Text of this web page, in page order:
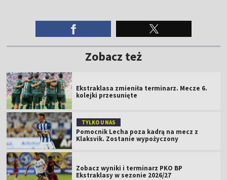
Zobacz też
Ekstraklasa zmieniła terminarz. Mecze 6.
kolejki przesunięte
TYLKO U NAS
Pomocnik Lecha poza kadrą na mecz z
Klaksvik. Zostanie wypożyczony
Zobacz wyniki i terminarz PKO BP
Ekstraklasy w sezonie 2026/27